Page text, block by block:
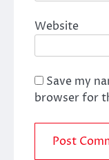
Website
Save my
browser for